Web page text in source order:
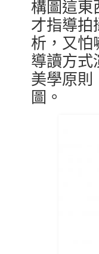
構圖這東
才指導拍
析，又怕
導讀方式
美學原則
圖。